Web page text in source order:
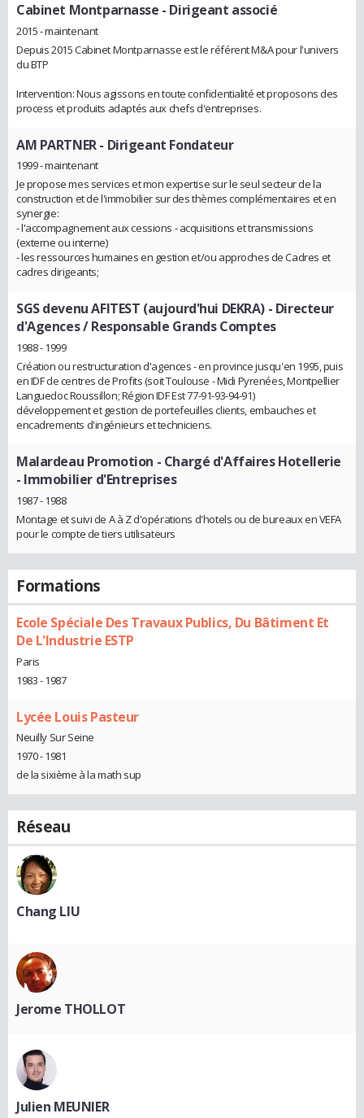
Cabinet Montparnasse - Dirigeant associé
2015 - maintenant
Depuis 2015 Cabinet Montparnasse est le référent M&A pour l'univers
du BTP
Intervention: Nous agissons en toute confidentialité et proposons des
process et produits adaptés aux chefs d'entreprises.
AM PARTNER- Dirigeant Fondateur
1999 - maintenant
Je propose mes services et mon expertise sur le seul secteur de la
construction et de l'immobilier sur des thèmes complémentaires et en
synergie:
- l'accompagnement aux cessions - acquisitions et transmissions
(externe ou interne)
- les ressources humaines en gestion et/ou approches de Cadres et
cadres dirigeants;
SGS devenu AFITEST (aujourd'hui DEKRA) - Directeur
d'Agences / Responsable Grands Comptes
1988 - 1999
Création ou restructuration d'agences - en province jusqu'en 1995, puis
en IDF de centres de Profits (soit Toulouse - Midi Pyrenées, Montpellier
Languedoc Roussillon; Région IDF Est 77-91-93-94-91)
développement et gestion de portefeuilles clients, embauches et
encadrements d'ingénieurs et techniciens.
Malardeau Promotion - Chargé d'Affaires Hotellerie
- Immobilier d'Entreprises
1987 - 1988
Montage et suivi de A à Z d'opérations d'hotels ou de bureaux en VEFA
pour le compte de tiers utilisateurs
Formations
Ecole Spéciale Des Travaux Publics, Du Bâtiment Et
De L'Industrie ESTP
Paris
1983 - 1987
Lycée Louis Pasteur
Neuilly Sur Seine
1970 - 1981
de la sixième à la math sup
Réseau
Chang LIU
Jerome THOLLOT
Julien MEUNIER